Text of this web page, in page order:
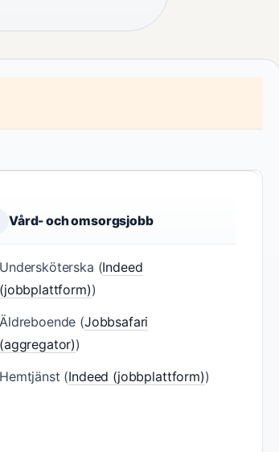
Vård- och omsorgsjobb
Undersköterska (Indeed
(jobbplattform))
Äldreboende (Jobbsafari
(aggregator))
Hemtjänst (Indeed (jobbplattform))